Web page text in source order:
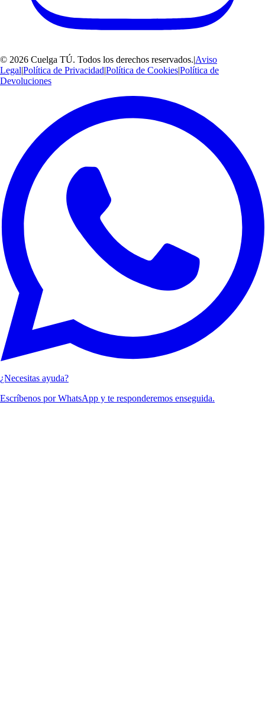
© 2026 Cuelga TÚ. Todos los derechos reservados.|Aviso
Legal|Política de Privacidad|Política de Cookies|Política de
Devoluciones
¿Necesitas ayuda?
Escríbenos por WhatsApp y te responderemos enseguida.